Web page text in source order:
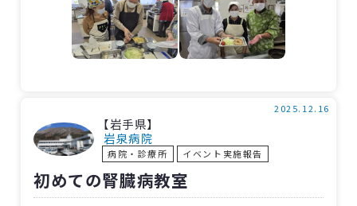
など、日々の食事に生かせる具体的な減塩テク
ニックを紹介。きゅうりの水抜きに塩ではなく
砂糖を使う方法なども伝えました。
行。試食時には減塩のポイントの説明や質疑応
答で盛り上がり、アンケートでも運営・味とも
に好評でした。
【岩手県】
岩泉病院
病院・診療所 イベント実施報告
2025.12.16
初めての腎臓病教室